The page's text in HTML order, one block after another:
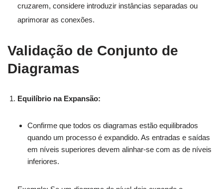
cruzarem, considere introduzir instâncias separadas ou
aprimorar as conexões.
Validação de Conjunto de
Diagramas
Equilíbrio na Expansão:
Confirme que todos os diagramas estão equilibrados
quando um processo é expandido. As entradas e saídas
em níveis superiores devem alinhar-se com as de níveis
inferiores.